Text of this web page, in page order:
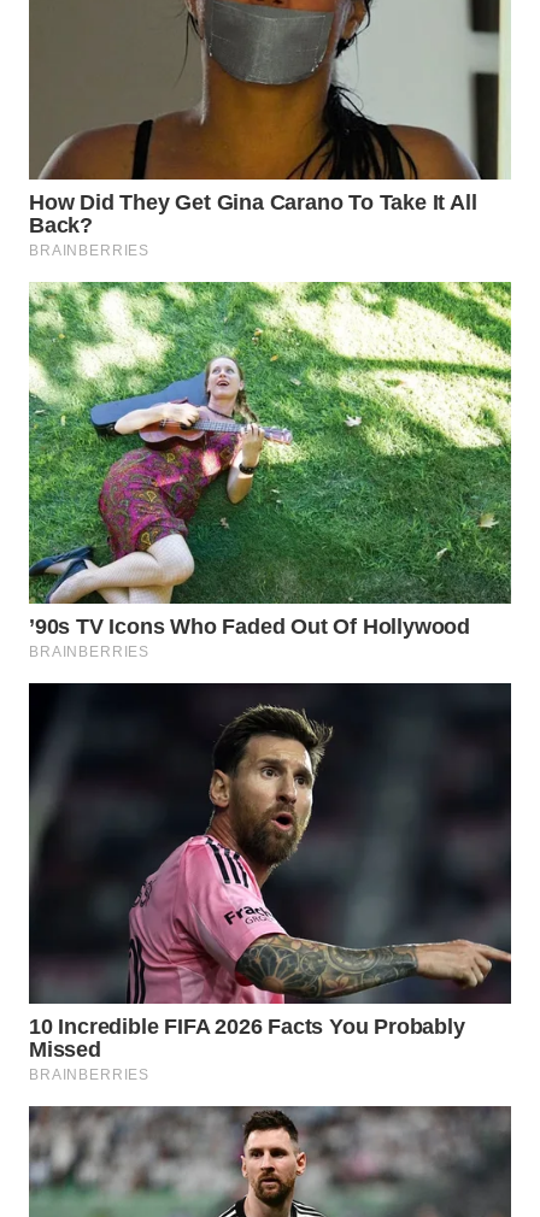
BINTAN
WN
MANDALIKA
WN
LIKUPANG
WN
LABUANBAJO
WN
BORNEO
Wahana
Media
Group
WAHANA
INFRASTRUKTUR
WAHANA
KONSUMEN
WAHANA
LISTRIK
WAHANA